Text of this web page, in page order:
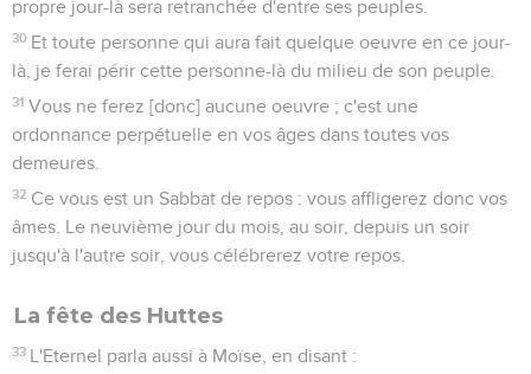
propre jour-là sera retranchée d'entre ses peuples.
30 Et toute personne qui aura fait quelque oeuvre en ce jour-
là, je ferai périr cette personne-là du milieu de son peuple.
31 Vous ne ferez [donc] aucune oeuvre ; c'est une
ordonnance perpétuelle en vos âges dans toutes vos
demeures.
32 Ce vous est un Sabbat de repos : vous affligerez donc vos
âmes. Le neuvième jour du mois, au soir, depuis un soir
jusqu'à l'autre soir, vous célébrerez votre repos.
La fête des Huttes
33 L'Eternel parla aussi à Moïse, en disant :